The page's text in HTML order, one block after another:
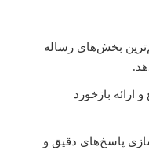
بخش‌های رساله
بازخورد
پاسخ‌های دقیق و